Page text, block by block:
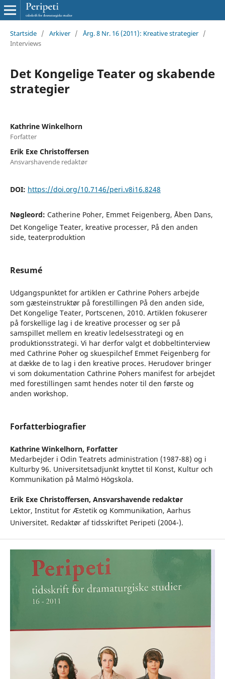
Startside / Arkiver / Årg. 8 Nr. 16 (2011): Kreative strategier /
Interviews
Det Kongelige Teater og skabende
strategier
Kathrine Winkelhorn
Forfatter
Erik Exe Christoffersen
Ansvarshavende redaktør
DOI: https://doi.org/10.7146/peri.v8i16.8248
Nøgleord: Catherine Poher, Emmet Feigenberg, Åben Dans,
Det Kongelige Teater, kreative processer, På den anden
side, teaterproduktion
Resumé
Udgangspunktet for artiklen er Cathrine Pohers arbejde
som gæsteinstruktør på forestillingen På den anden side,
Det Kongelige Teater, Portscenen, 2010. Artiklen fokuserer
på forskellige lag i de kreative processer og ser på
samspillet mellem en kreativ ledelsesstrategi og en
produktionsstrategi. Vi har derfor valgt et dobbeltinterview
med Cathrine Poher og skuespilchef Emmet Feigenberg for
at dække de to lag i den kreative proces. Herudover bringer
vi som dokumentation Cathrine Pohers manifest for arbejdet
med forestillingen samt hendes noter til den første og
anden workshop.
Forfatterbiografier
Kathrine Winkelhorn, Forfatter
Medarbejder i Odin Teatrets administration (1987-88) og i
Kulturby 96. Universitetsadjunkt knyttet til Konst, Kultur och
Kommunikation på Malmö Högskola.
Erik Exe Christoffersen, Ansvarshavende redaktør
Lektor, Institut for Æstetik og Kommunikation, Aarhus
Universitet. Redaktør af tidsskriftet Peripeti (2004-).